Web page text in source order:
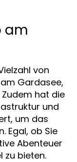
am
von
Gardasee,
hat die
und
um das
Egal, ob Sie
Abenteuer
zu bieten.